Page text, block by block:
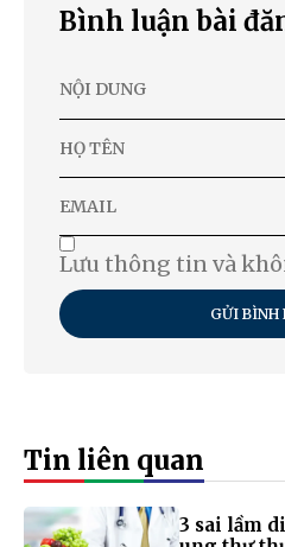
Bình luận bài
Lưu thông tin và
GỬI BÌNH
Tin liên quan
3 sai lầm